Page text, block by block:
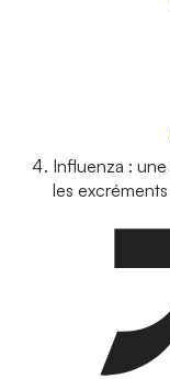
Influenza :
les excréments